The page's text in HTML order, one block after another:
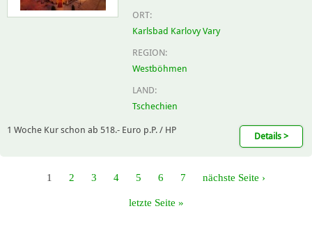
ORT:
Karlsbad Karlovy Vary
REGION:
Westböhmen
LAND:
Tschechien
1 Woche Kur schon ab 518.- Euro p.P. / HP
Details >
1 2 3 4 5 6 7 nächste Seite ›
letzte Seite »